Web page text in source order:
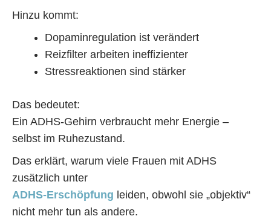
Hinzu kommt:
Dopaminregulation ist verändert
Reizfilter arbeiten ineffizienter
Stressreaktionen sind stärker
Das bedeutet:
Ein ADHS-Gehirn verbraucht mehr Energie –
selbst im Ruhezustand.
Das erklärt, warum viele Frauen mit ADHS
zusätzlich unter
ADHS-Erschöpfung leiden, obwohl sie „objektiv“
nicht mehr tun als andere.